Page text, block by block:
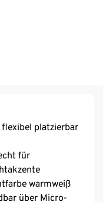
platzierbar
für
warmweiß
über Micro-